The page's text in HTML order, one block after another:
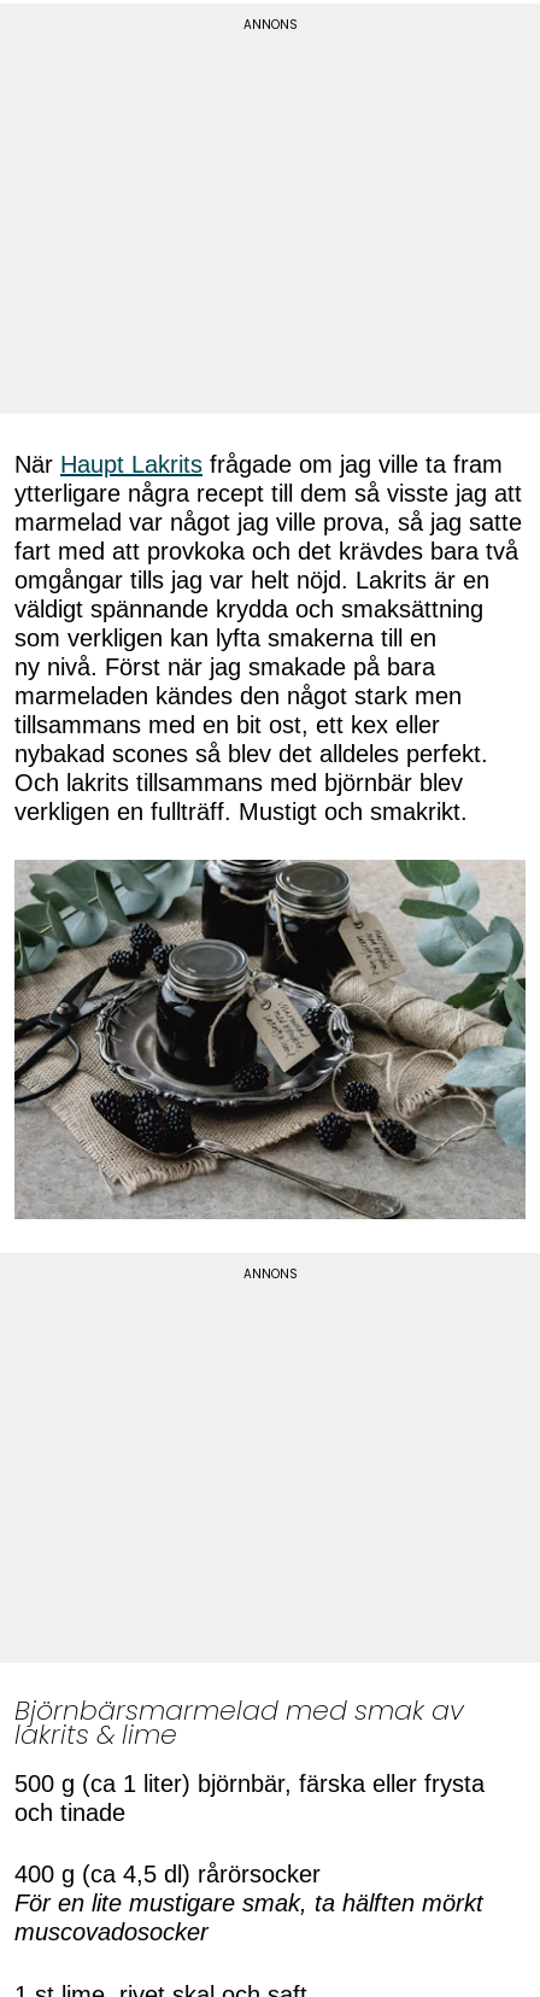
När Haupt Lakrits frågade om jag ville ta fram
ytterligare några recept till dem så visste jag att
marmelad var något jag ville prova, så jag satte
fart med att provkoka och det krävdes bara två
omgångar tills jag var helt nöjd. Lakrits är en
väldigt spännande krydda och smaksättning
som verkligen kan lyfta smakerna till en
ny nivå. Först när jag smakade på bara
marmeladen kändes den något stark men
tillsammans med en bit ost, ett kex eller
nybakad scones så blev det alldeles perfekt.
Och lakrits tillsammans med björnbär blev
verkligen en fullträff. Mustigt och smakrikt.
Björnbärsmarmelad med smak av
lakrits & lime
500 g (ca 1 liter) björnbär, färska eller frysta
och tinade
400 g (ca 4,5 dl) rårörsocker
För en lite mustigare smak, ta hälften mörkt
muscovadosocker